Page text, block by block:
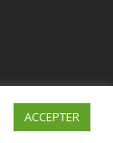
ACCEPTER